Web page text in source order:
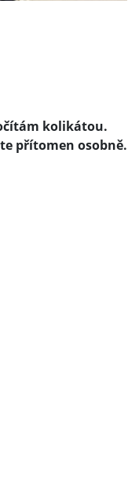
kolikátou.
přítomen osobně.